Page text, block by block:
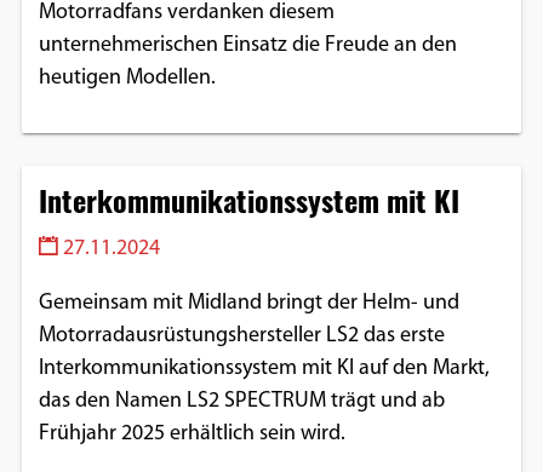
Motorradfans verdanken diesem
unternehmerischen Einsatz die Freude an den
heutigen Modellen.
Interkommunikationssystem mit KI
27.11.2024
Gemeinsam mit Midland bringt der Helm- und
Motorradausrüstungshersteller LS2 das erste
Interkommunikationssystem mit KI auf den Markt,
das den Namen LS2 SPECTRUM trägt und ab
Frühjahr 2025 erhältlich sein wird.